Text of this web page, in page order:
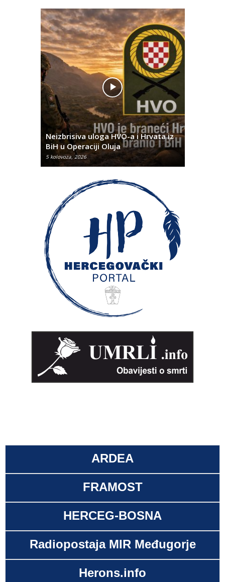
Neizbrisiva uloga HVO-a i Hrvata iz
BiH u Operaciji Oluja
5 kolovoza, 2026
ARDEA
FRAMOST
HERCEG-BOSNA
Radiopostaja MIR Međugorje
Herons.info